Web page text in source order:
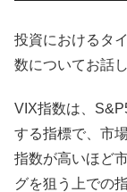
投資におけるタ
数についてお話し
VIX指数は、
する指標で、市
指数が高いほど
グを狙う上での